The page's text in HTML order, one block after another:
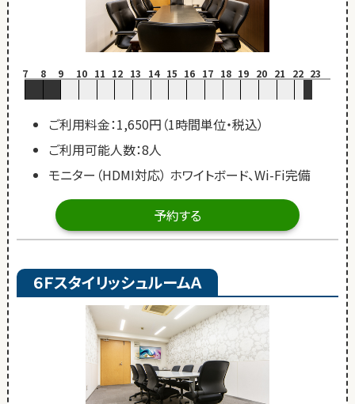
7 8 9 10 11 12 13 14 15 16 17 18 19 20 21 22 23
ご利用料金：1,650円（1時間単位・税込）
ご利用可能人数：8人
モニター（HDMI対応） ホワイトボード、Wi-Fi完備
予約する
６ＦスタイリッシュルームＡ